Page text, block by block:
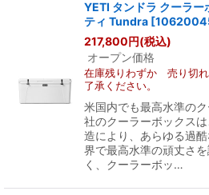
YETI タンドラ クーラ
ティ Tundra [
217,800円(税込)
オープン価格
在庫残りわずか 売り切
了承ください。
米国内でも最高水準の
社のクーラーボックス
造により、あらゆる過
界で最高水準の頑丈さ
く、クーラーボッ…